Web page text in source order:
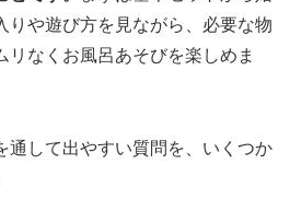
りや遊び方を見ながら、必要な物
リなくお風呂あそびを楽しめま
通して出やすい質問を、いくつか